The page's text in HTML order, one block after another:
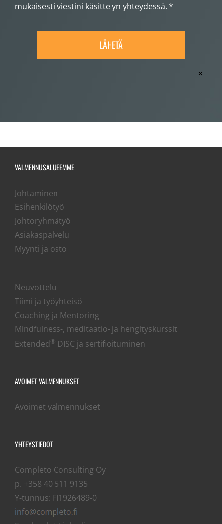
mukaisesti viestini käsittelyn yhteydessä. *
×
VALMENNUSALUEEMME
Johtaminen
Esihenkilötyö
Johtoryhmätyö
Asiakaspalvelu
Myynti ja osto
Neuvottelu
Tiimi ja työyhteisö
Coaching ja Mentoring
Mindfulness-, meditaatio- ja hengityskurssit
Extended® DISC ja sertifioituminen
AVOIMET VALMENNUKSET
Avoimet valmennukset
YHTEYSTIEDOT
Completo Consulting Oy
p. +358 40 511 9135
Y-tunnus: FI1926489-0